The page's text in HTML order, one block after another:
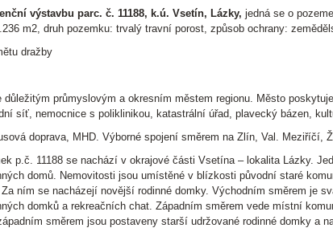
výstavbu parc. č. 11188, k.ú. Vsetín, Lázky, jedná se o
m2, druh pozemku: trvalý travní porost, způsob ochrany:
dražby
důležitým průmyslovým a okresním městem regionu. Město
síť, nemocnice s poliklinikou, katastrální úřad, plavecký bázen,
doprava, MHD. Výborné spojení směrem na Zlín, Val. Meziříčí,
p.č. 11188 se nachází v okrajové části Vsetína – lokalita Lázky.
domů. Nemovitosti jsou umístěné v blízkosti původní staré
ním se nacházejí novější rodinné domky. Východním směrem je
domků a rekreačních chat. Západním směrem vede místní
směrem jsou postaveny starší udržované rodinné domky a